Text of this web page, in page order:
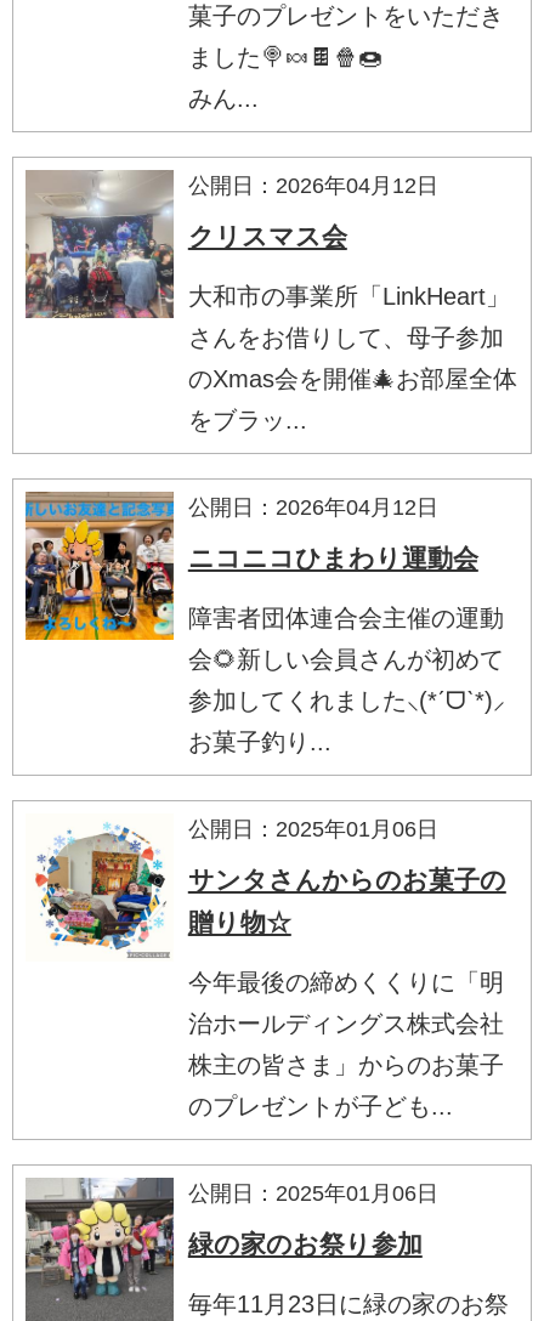
菓子のプレゼントをいただき
ました🍭🍬🍫🍿🍩
みん...
公開日：2026年04月12日
クリスマス会
大和市の事業所「LinkHeart」
さんをお借りして、母子参加
のXmas会を開催🎄お部屋全体
をブラッ...
公開日：2026年04月12日
ニコニコひまわり運動会
障害者団体連合会主催の運動
会🌻新しい会員さんが初めて
参加してくれました⸜(*ˊᗜˋ*)⸝
お菓子釣り...
公開日：2025年01月06日
サンタさんからのお菓子の
贈り物☆
今年最後の締めくくりに「明
治ホールディングス株式会社
株主の皆さま」からのお菓子
のプレゼントが子ども...
公開日：2025年01月06日
緑の家のお祭り参加
毎年11月23日に緑の家のお祭